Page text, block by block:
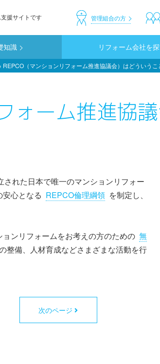
援サイトです 管理組合の方
知識 リフォーム会社を
REPCO（マンションリフォーム推進協議会）はどういう
ォーム推進協
れた日本で唯一のマンションリフォー
心となる REPCO倫理綱領 を制定し、
ンリフォームをお考えの方のための 無
整備、人材育成などさまざまな活動を行
次のページ